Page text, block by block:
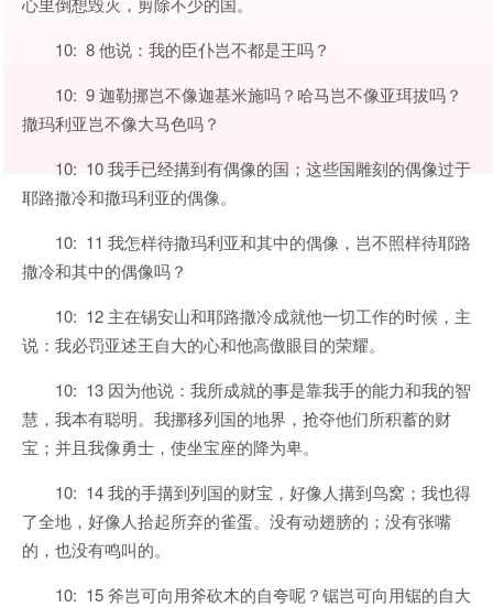
10: 8 他说：我的臣仆岂不都是王吗？
10: 9 迦勒挪岂不像迦基米施吗？哈马岂不像亚珥拔吗？
撒玛利亚岂不像大马色吗？
10: 10 我手已经搆到有偶像的国；这些国雕刻的偶像过于
耶路撒冷和撒玛利亚的偶像。
10: 11 我怎样待撒玛利亚和其中的偶像，岂不照样待耶路
撒冷和其中的偶像吗？
10: 12 主在锡安山和耶路撒冷成就他一切工作的时候，主
说：我必罚亚述王自大的心和他高傲眼目的荣耀。
10: 13 因为他说：我所成就的事是靠我手的能力和我的智
慧，我本有聪明。我挪移列国的地界，抢夺他们所积蓄的财
宝；并且我像勇士，使坐宝座的降为卑。
10: 14 我的手搆到列国的财宝，好像人搆到鸟窝；我也得
了全地，好像人拾起所弃的雀蛋。没有动翅膀的；没有张嘴
的，也没有鸣叫的。
10: 15 斧岂可向用斧砍木的自夸呢？锯岂可向用锯的自大